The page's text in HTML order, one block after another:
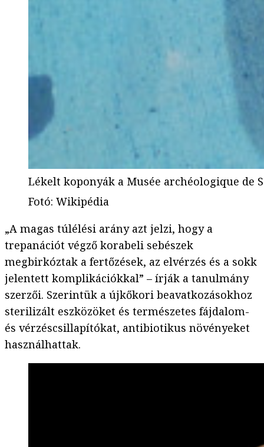
Lékelt koponyák a Musée archéologique de
Fotó: Wikipédia
„A magas túlélési arány azt jelzi, hogy a
trepanációt végző korabeli sebészek
megbirkóztak a fertőzések, az elvérzés és a sokk
jelentett komplikációkkal” – írják a tanulmány
szerzői. Szerintük a újkőkori beavatkozásokhoz
sterilizált eszközöket és természetes fájdalom-
és vérzéscsillapítókat, antibiotikus növényeket
használhattak.